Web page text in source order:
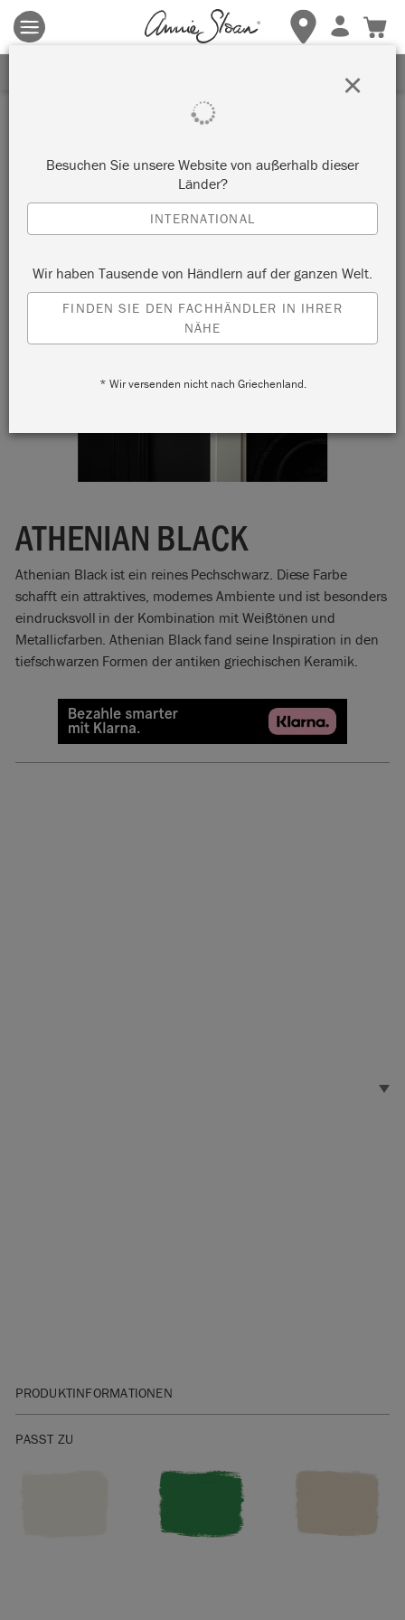
Es gelten die allgemeinen Geschäftsbedingungen.
hierfür weitere Informationen.
ATHENIAN BLACK
Athenian Black ist ein reines Pechschwarz. Diese Farbe
schafft ein attraktives, modernes Ambiente und ist besonders
eindrucksvoll in der Kombination mit Weißtönen und
Metallicfarben. Athenian Black fand seine Inspiration in den
tiefschwarzen Formen der antiken griechischen Keramik.
PRODUKTINFORMATIONEN
Ihnen ein genaues Farbmuster.
Bitte beachten Sie, dass die Farben je nach
Bildschirmeinstellungen variieren. Wir können nicht
PASST ZU
Besuchen Sie unsere Website von außerhalb dieser
Länder?
INTERNATIONAL
Wir haben Tausende von Händlern auf der ganzen Welt.
FINDEN SIE DEN FACHHÄNDLER IN IHRER
NÄHE
* Wir versenden nicht nach Griechenland.
×